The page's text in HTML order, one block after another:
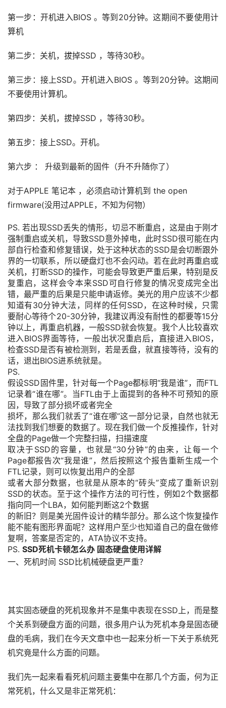
第一步：开机进入BIOS 。等到20分钟。这期间不要使用计
算机
第二步：关机，拔掉SSD ，等待30秒。
第三步：接上SSD。开机进入BIOS 。等到20分钟。这期间
不要使用计算机。
第四步：关机，拔掉SSD ，等待30秒。
第五步：接上SSD。开机。
第六步 ： 升级到最新的固件（升不升随你了）
对于APPLE 笔记本 ，必须启动计算机到 the open
firmware(没用过APPLE，不知为何物）
PS. 若出现SSD丢失的情形，切忌不断重启，这是由于刚才
强制重启或关机，导致SSD意外掉电，此时SSD很可能在内
部自行检查和修复错误，处于这种状态的SSD是会切断跟外
界的一切联系，所以硬盘灯也不会闪动。若在此时再重启或
关机，打断SSD的操作，可能会导致更严重后果，特别是反
复重启，这样会令本来SSD可自行修复的情况变成完全出
错，最严重的后果是只能申请返修。美光的用户应该不少都
知道有30分钟大法，同样的任何SSD，在这种时候，只需
要耐心等待个20-30分钟，我建议再没有耐性的都要等15分
钟以上，再重启机器，一般SSD就会恢复。我个人比较喜欢
进入BIOS界面等待，一般出状况重启后，直接进入BIOS，
检查SSD是否有被检测到，若是丢盘，就直接等待，没有的
话，退出BIOS进系统就是。
PS.
假设SSD固件里，针对每一个Page都标明“我是谁”，而FTL
记录着“谁在哪”。当FTL由于上面提到的各种不可预知的原
因，导致了部分损坏或者完全
损坏，那么我们就丢了“谁在哪”这一部分记录，自然也就无
法找到我们想要的数据了。现在我们做一个反推操作，针对
全盘的Page做一个完整扫描，扫描速度
取决于SSD的容量，也就是“30分钟”的由来，让每一个
Page都报告次“我是谁”，然后按照这个报告重新生成一个
FTL记录，则可以恢复出用户的全部
或者大部分数据，也就是从原本的“砖头”变成了重新识别
SSD的状态。至于这个操作方法的可行性，例如2个数据都
指向同一个LBA，如何能判断这2个数据
的新旧？则是美光固件设计的精华部分。那么这个恢复操作
能不能有图形界面呢？这样用户至少也知道自己的盘在做修
复啊，答案是否定的，ATA协议不支持。
PS. SSD死机卡顿怎么办 固态硬盘使用详解
一、死机时间 SSD比机械硬盘更严重？
其实固态硬盘的死机现象并不是集中表现在SSD上，而是整
个关系到硬盘方面的问题，很多用户认为死机本身是固态硬
盘的毛病，我们在今天文章中也一起来分析一下关于系统死
机究竟是什么方面的问题。
我们先一起来看看死机问题主要集中在那几个方面，何为正
常死机，什么又是非正常死机：